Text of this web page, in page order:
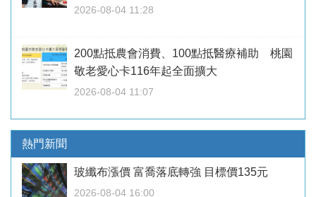
2026-08-04 11:28
200點抵農會消費、100點抵醫療補助 桃園
敬老愛心卡116年起全面擴大
2026-08-04 11:07
熱門新聞
玻纖布漲價 富喬落底轉強 目標價135元
2026-08-04 16:00